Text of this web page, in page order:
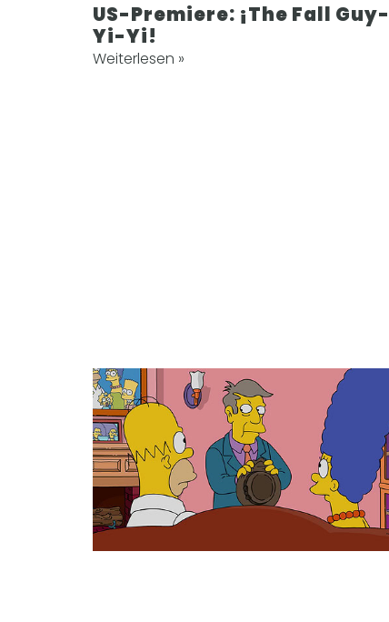
US-Premiere: ¡The Fall Guy-
Yi-Yi!
Weiterlesen »